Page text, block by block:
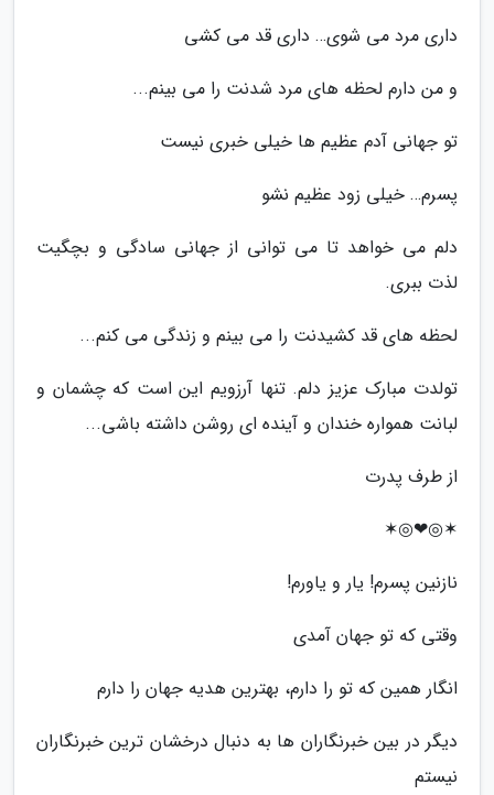
داری مرد می شوی… داری قد می کشی
و من دارم لحظه های مرد شدنت را می بینم...
تو جهانی آدم عظیم ها خیلی خبری نیست
پسرم… خیلی زود عظیم نشو
دلم می خواهد تا می توانی از جهانی سادگی و بچگیت
لذت ببری.
لحظه های قد کشیدنت را می بینم و زندگی می کنم...
تولدت مبارک عزیز دلم. تنها آرزویم این است که چشمان و
لبانت همواره خندان و آینده ای روشن داشته باشی...
از طرف پدرت
✶◎❤◎✶
نازنین پسرم! یار و یاورم!
وقتی که تو جهان آمدی
انگار همین که تو را دارم، بهترین هدیه جهان را دارم
دیگر در بین خبرنگاران ها به دنبال درخشان ترین خبرنگاران
نیستم